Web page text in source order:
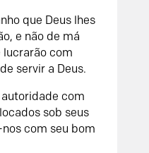
que Deus lhes
e não de má
lucrarão com
servir a Deus.
com
sob seus
com seu bom